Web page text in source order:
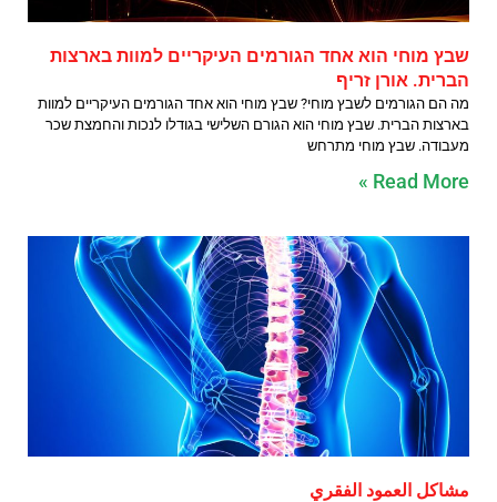
שבץ מוחי הוא אחד הגורמים העיקריים למוות בארצות
הברית. אורן זריף
מה הם הגורמים לשבץ מוחי? שבץ מוחי הוא אחד הגורמים העיקריים למוות
בארצות הברית. שבץ מוחי הוא הגורם השלישי בגודלו לנכות והחמצת שכר
מעבודה. שבץ מוחי מתרחש
Read More »
مشاكل العمود الفقري